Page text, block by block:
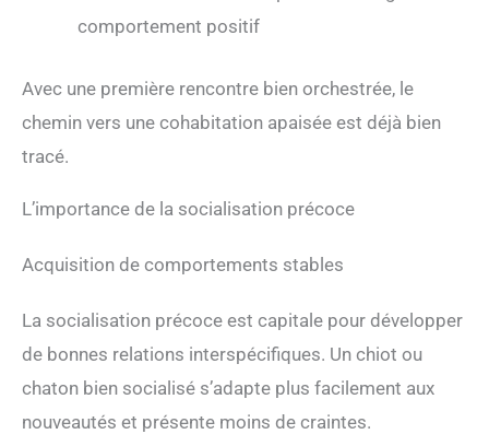
comportement positif
Avec une première rencontre bien orchestrée, le
chemin vers une cohabitation apaisée est déjà bien
tracé.
L’importance de la socialisation précoce
Acquisition de comportements stables
La socialisation précoce est capitale pour développer
de bonnes relations interspécifiques. Un chiot ou
chaton bien socialisé s’adapte plus facilement aux
nouveautés et présente moins de craintes.